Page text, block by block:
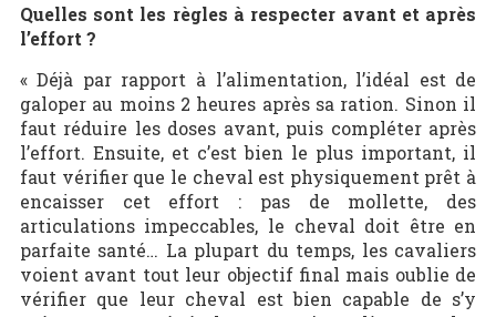
Quelles sont les règles à respecter avant et après
l’effort ?
« Déjà par rapport à l’alimentation, l’idéal est de
galoper au moins 2 heures après sa ration. Sinon il
faut réduire les doses avant, puis compléter après
l’effort. Ensuite, et c’est bien le plus important, il
faut vérifier que le cheval est physiquement prêt à
encaisser cet effort : pas de mollette, des
articulations impeccables, le cheval doit être en
parfaite santé… La plupart du temps, les cavaliers
voient avant tout leur objectif final mais oublie de
vérifier que leur cheval est bien capable de s’y